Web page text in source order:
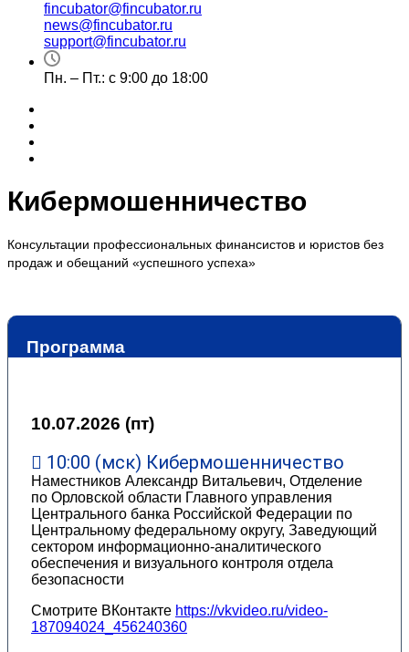
fincubator@fincubator.ru
news@fincubator.ru
support@fincubator.ru
Пн. – Пт.: с 9:00 до 18:00
Кибермошенничество
Консультации профессиональных финансистов и юристов без
продаж и обещаний «успешного успеха»
Программа
10.07.2026 (пт)
10:00 (мск) Кибермошенничество
Наместников Александр Витальевич, Отделение
по Орловской области Главного управления
Центрального банка Российской Федерации по
Центральному федеральному округу, Заведующий
сектором информационно-аналитического
обеспечения и визуального контроля отдела
безопасности
Смотрите ВКонтакте https://vkvideo.ru/video-
187094024_456240360